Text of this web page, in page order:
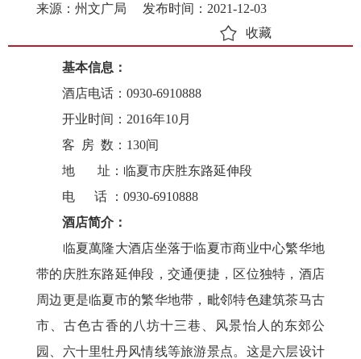
来源：州文广局
发布时间：2021-12-03
收藏
基本信息：
酒店电话：0930-6910888
开业时间：2016年10月
客 房 数：130间
地 址：临夏市庆胜东路延伸段
电 话 ：0930-6910888
酒店简介：
临夏萬隆大酒店坐落于临夏市商业中心繁华地
带的庆胜东路延伸段，交通便捷，区位独特，酒店
周边更是临夏市的繁华地带，毗邻特色建筑茶马古
市、古色古香的八坊十三巷、风景怡人的东郊公
园、六十里牡丹风情线等旅游景点。这是六层设计